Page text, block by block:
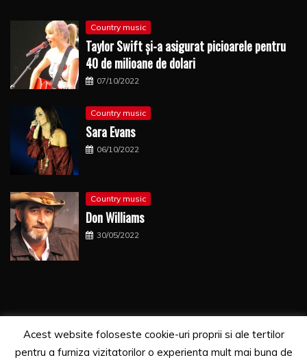
Country music
Taylor Swift şi-a asigurat picioarele pentru
40 de milioane de dolari
07/10/2022
Country music
Sara Evans
06/10/2022
Country music
Don Williams
30/05/2022
Copyrights. © 2021 Segra Media
Acest website foloseste cookie-uri proprii si ale tertilor
pentru a furniza vizitatorilor o experienta mult mai buna de